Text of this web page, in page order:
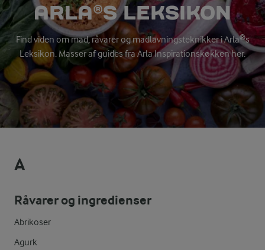
ARLA®S LEKSIKON
Find viden om mad, råvarer og madlavningsteknikker i Arla®s
Leksikon. Masser af guides fra Arla Inspirationskøkken her.
A
Råvarer og ingredienser
Abrikoser
Agurk